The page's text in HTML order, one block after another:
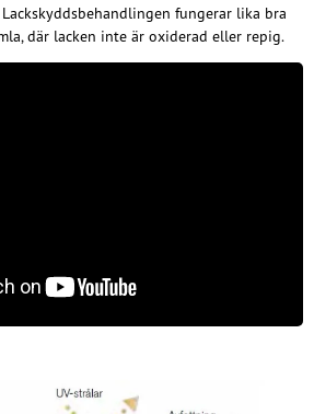
fungerar lika bra
där lacken inte är oxiderad eller repig.